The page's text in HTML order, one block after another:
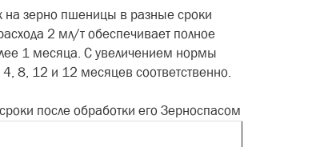
на зерно пшеницы в разные сроки
2 мл/т обеспечивает полное
1 месяца. С увеличением нормы
4, 8, 12 и 12 месяцев соответственно.
после обработки его Зерноспасом